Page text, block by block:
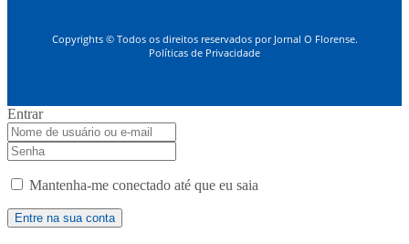
Copyrights © Todos os direitos reservados por Jornal O Florense.
Políticas de Privacidade
Entrar
Mantenha-me conectado até que eu saia